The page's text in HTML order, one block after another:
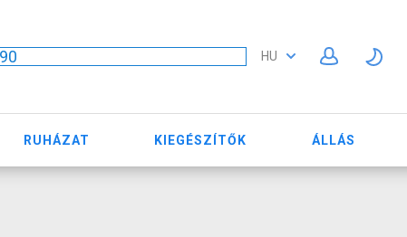
HU
RUHÁZAT KIEGÉSZÍTŐK ÁLLÁS